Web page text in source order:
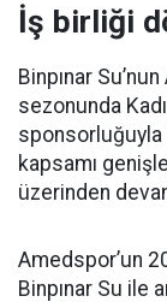
İş birliği
Binpınar
sezonunda
sponsorluğuyla
kapsamı
üzerinden
Amedspor’un
Binpınar Su ile